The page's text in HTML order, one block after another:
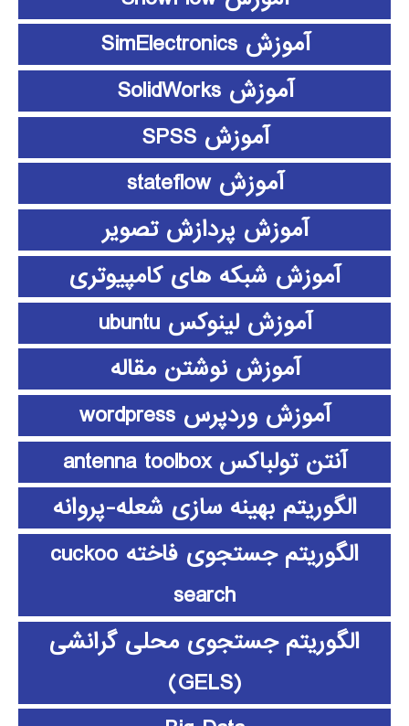
آموزش SimElectronics
آموزش SolidWorks
آموزش SPSS
آموزش stateflow
آموزش پردازش تصویر
آموزش شبکه های کامپیوتری
آموزش لینوکس ubuntu
آموزش نوشتن مقاله
آموزش وردپرس wordpress
آنتن تولباکس antenna toolbox
الگوریتم بهینه سازی شعله-پروانه
الگوریتم جستجوی فاخته cuckoo
search
الگوریتم جستجوی محلی گرانشی
(GELS)